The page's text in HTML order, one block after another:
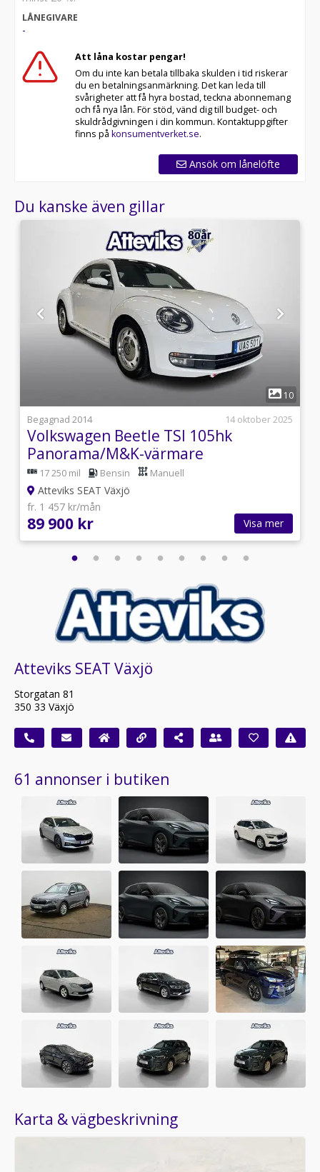
LÅNEGIVARE
-
Att låna kostar pengar!
Om du inte kan betala tillbaka skulden i tid riskerar
du en betalningsanmärkning. Det kan leda till
svårigheter att få hyra bostad, teckna abonnemang
och få nya lån. För stöd, vänd dig till budget- och
skuldrådgivningen i din kommun. Kontaktuppgifter
finns på konsumentverket.se.
Ansök om lånelöfte
Du kanske även gillar
1
10
Begagnad 2014
14 oktober 2025
Volkswagen Beetle TSI 105hk
Panorama/M&K-värmare
17 250 mil Bensin Manuell
Atteviks SEAT Växjö
fr. 1 457 kr/mån
89 900 kr Visa mer
Atteviks SEAT Växjö
Storgatan 81
350 33 Växjö
61 annonser i butiken
Karta & vägbeskrivning